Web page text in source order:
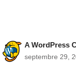
A WordPress
septembre 29,